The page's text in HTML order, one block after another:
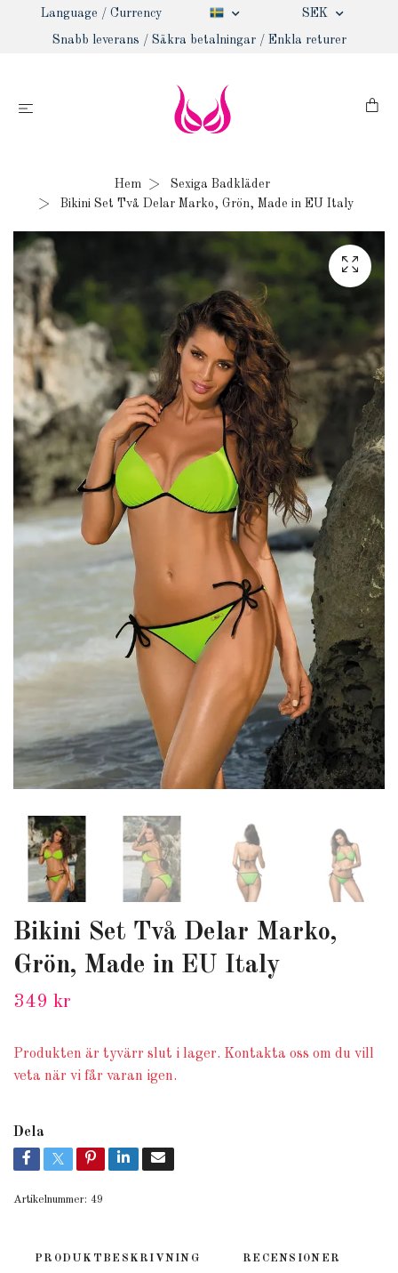
Language / Currency SEK
Snabb leverans / Säkra betalningar / Enkla returer
Hem
Sexiga Badkläder
Bikini Set Två Delar Marko, Grön, Made in EU Italy
Bikini Set Två Delar Marko,
Grön, Made in EU Italy
349 kr
Produkten är tyvärr slut i lager. Kontakta oss om du vill
veta när vi får varan igen.
Dela
Artikelnummer: 49
PRODUKTBESKRIVNING RECENSIONER